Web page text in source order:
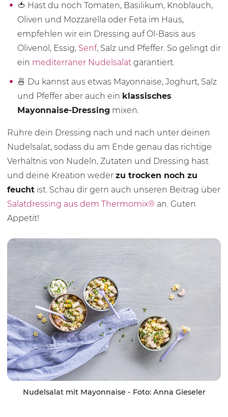
🍅 Hast du noch Tomaten, Basilikum, Knoblauch,
Oliven und Mozzarella oder Feta im Haus,
empfehlen wir ein Dressing auf Öl-Basis aus
Olivenöl, Essig, Senf, Salz und Pfeffer. So gelingt dir
ein mediterraner Nudelsalat garantiert.
🍜 Du kannst aus etwas Mayonnaise, Joghurt, Salz
und Pfeffer aber auch ein klassisches
Mayonnaise-Dressing mixen.
Rühre dein Dressing nach und nach unter deinen
Nudelsalat, sodass du am Ende genau das richtige
Verhältnis von Nudeln, Zutaten und Dressing hast
und deine Kreation weder zu trocken noch zu
feucht ist. Schau dir gern auch unseren Beitrag über
Salatdressing aus dem Thermomix® an. Guten
Appetit!
Nudelsalat mit Mayonnaise - Foto: Anna Gieseler